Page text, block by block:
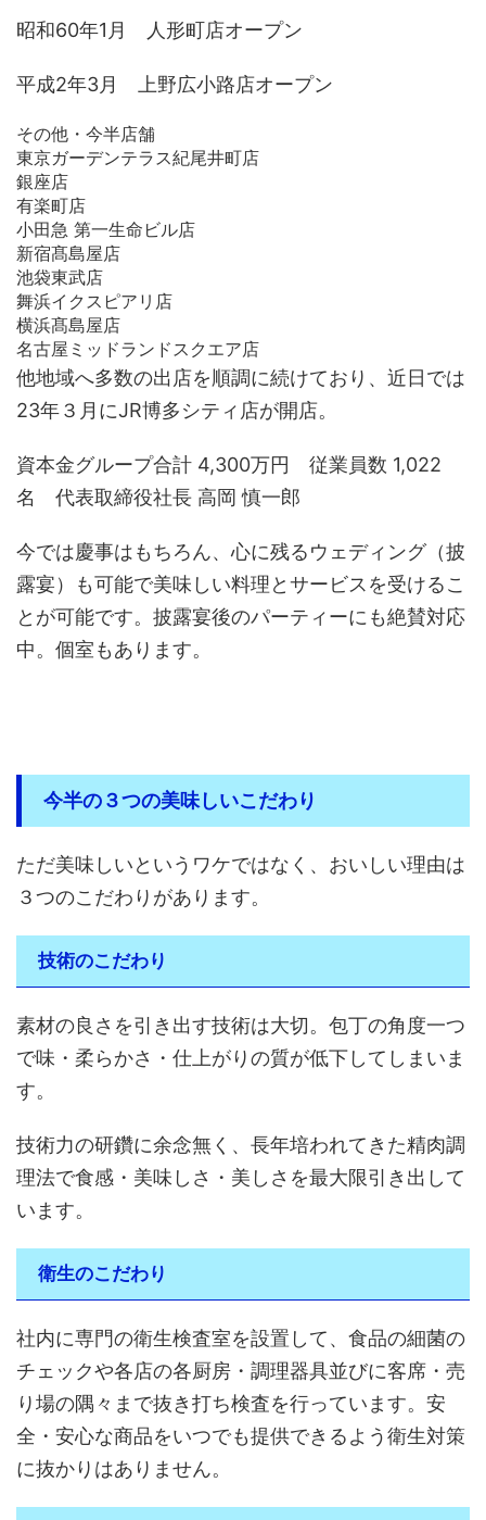
昭和60年1月 人形町店オープン
平成2年3月 上野広小路店オープン
その他・今半店舗
東京ガーデンテラス紀尾井町店
銀座店
有楽町店
小田急 第一生命ビル店
新宿髙島屋店
池袋東武店
舞浜イクスピアリ店
横浜髙島屋店
名古屋ミッドランドスクエア店
他地域へ多数の出店を順調に続けており、近日では
23年３月にJR博多シティ店が開店。
資本金グループ合計 4,300万円 従業員数 1,022
名 代表取締役社長 高岡 慎一郎
今では慶事はもちろん、心に残るウェディング（披
露宴）も可能で美味しい料理とサービスを受けるこ
とが可能です。披露宴後のパーティーにも絶賛対応
中。個室もあります。
今半の３つの美味しいこだわり
ただ美味しいというワケではなく、おいしい理由は
３つのこだわりがあります。
技術のこだわり
素材の良さを引き出す技術は大切。包丁の角度一つ
で味・柔らかさ・仕上がりの質が低下してしまいま
す。
技術力の研鑽に余念無く、長年培われてきた精肉調
理法で食感・美味しさ・美しさを最大限引き出して
います。
衛生のこだわり
社内に専門の衛生検査室を設置して、食品の細菌の
チェックや各店の各厨房・調理器具並びに客席・売
り場の隅々まで抜き打ち検査を行っています。安
全・安心な商品をいつでも提供できるよう衛生対策
に抜かりはありません。